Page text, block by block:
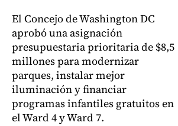
El Concejo de Washington DC
aprobó una asignación
presupuestaria prioritaria de $8,5
millones para modernizar
parques, instalar mejor
iluminación y financiar
programas infantiles gratuitos en
el Ward 4 y Ward 7.